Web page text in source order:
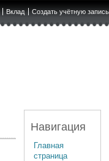
Вклад Создать учётную запись
Навигация
Главная
страница